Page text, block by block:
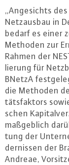
„An­ge­sichts
Netz­aus­bau in
bedarf es einer
Methoden zur
Rahmen der
lie­rung für
BNetzA
die Methoden
täts­fak­tors
schen
maß­geb­lich
tung der
der­nis­sen der
Andreae,